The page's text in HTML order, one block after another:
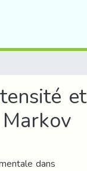
et
dans